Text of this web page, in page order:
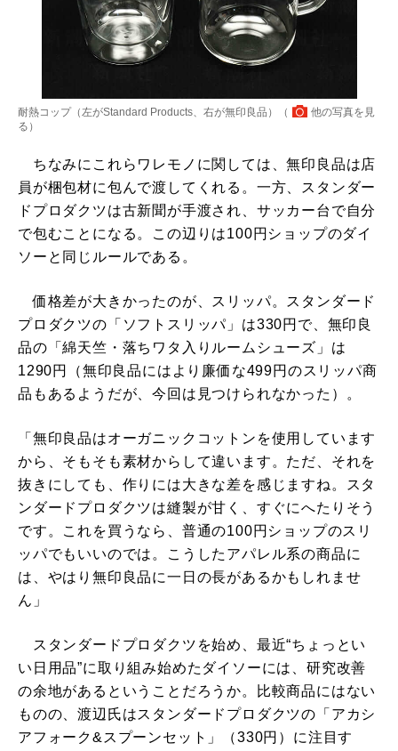
耐熱コップ（左がStandard Products、右が無印良品）（
他の写真を見
る ）
ちなみにこれらワレモノに関しては、無印良品は店
員が梱包材に包んで渡してくれる。一方、スタンダー
ドプロダクツは古新聞が手渡され、サッカー台で自分
で包むことになる。この辺りは100円ショップのダイ
ソーと同じルールである。
価格差が大きかったのが、スリッパ。スタンダード
プロダクツの「ソフトスリッパ」は330円で、無印良
品の「綿天竺・落ちワタ入りルームシューズ」は
1290円（無印良品にはより廉価な499円のスリッパ商
品もあるようだが、今回は見つけられなかった）。
「無印良品はオーガニックコットンを使用しています
から、そもそも素材からして違います。ただ、それを
抜きにしても、作りには大きな差を感じますね。スタ
ンダードプロダクツは縫製が甘く、すぐにへたりそう
です。これを買うなら、普通の100円ショップのスリ
ッパでもいいのでは。こうしたアパレル系の商品に
は、やはり無印良品に一日の長があるかもしれませ
ん」
スタンダードプロダクツを始め、最近“ちょっとい
い日用品”に取り組み始めたダイソーには、研究改善
の余地があるということだろうか。比較商品にはない
ものの、渡辺氏はスタンダードプロダクツの「アカシ
アフォーク&スプーンセット」（330円）に注目す